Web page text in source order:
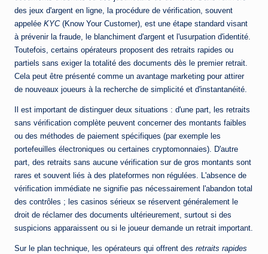
des jeux d'argent en ligne, la procédure de vérification, souvent
appelée KYC(Know Your Customer), est une étape standard visant
à prévenir la fraude, le blanchiment d'argent et l'usurpation d'identité.
Toutefois, certains opérateurs proposent des retraits rapides ou
partiels sans exiger la totalité des documents dès le premier retrait.
Cela peut être présenté comme un avantage marketing pour attirer
de nouveaux joueurs à la recherche de simplicité et d'instantanéité.
Il est important de distinguer deux situations : d'une part, les retraits
sans vérification complète peuvent concerner des montants faibles
ou des méthodes de paiement spécifiques (par exemple les
portefeuilles électroniques ou certaines cryptomonnaies). D'autre
part, des retraits sans aucune vérification sur de gros montants sont
rares et souvent liés à des plateformes non régulées. L'absence de
vérification immédiate ne signifie pas nécessairement l'abandon total
des contrôles ; les casinos sérieux se réservent généralement le
droit de réclamer des documents ultérieurement, surtout si des
suspicions apparaissent ou si le joueur demande un retrait important.
Sur le plan technique, les opérateurs qui offrent des retraits rapides